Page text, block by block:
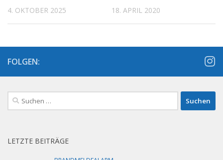
4. OKTOBER 2025 18. APRIL 2020
FOLGEN:
Suchen
nach:
LETZTE BEITRÄGE